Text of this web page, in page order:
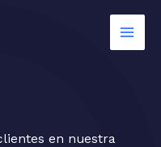
en nuestra